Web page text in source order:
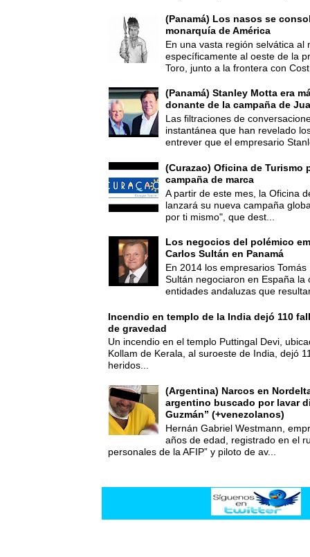
(Panamá) Los nasos se
monarquía de América
En una vasta región selvática al
específicamente al oeste de la
Toro, junto a la frontera con
(Panamá) Stanley Motta era
donante de la campaña de
Las filtraciones de
instantánea que han revelado
entrever que el empresario
(Curazao) Oficina de Turismo
campaña de marca
A partir de este mes, la Oficina
lanzará su nueva campaña
por ti mismo", que dest...
Los negocios del polémico
Carlos Sultán en Panamá
En 2014 los empresarios
Sultán negociaron en España la
entidades andaluzas que
Incendio en templo de la India dejó 110
de gravedad
Un incendio en el templo Puttingal Devi,
Kollam de Kerala, al suroeste de India, dejó
heridos...
(Argentina) Narcos en
argentino buscado por lavar
Guzmán” (+venezolanos)
Hernán Gabriel Westmann,
años de edad, registrado en el
personales de la AFIP” y piloto de av...